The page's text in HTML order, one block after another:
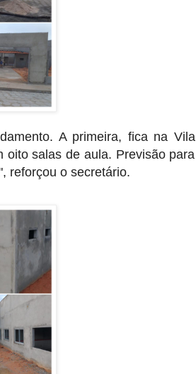
A primeira, fica na Vila
oito salas de aula. Previsão para
reforçou o secretário.